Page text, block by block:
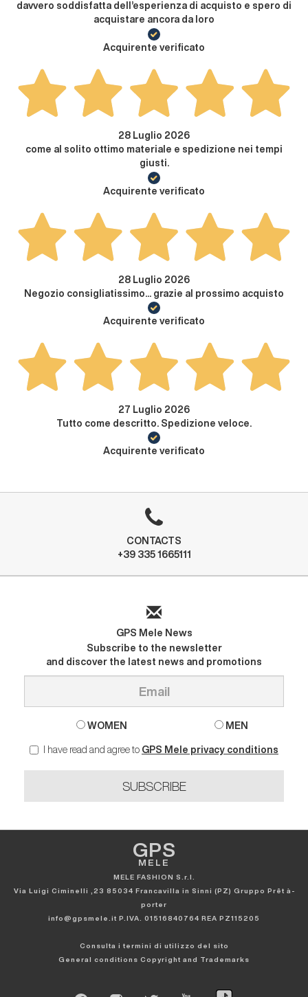
davvero soddisfatta dell’esperienza di acquisto e spero di
acquistare ancora da loro
Acquirente verificato
28 Luglio 2026
come al solito ottimo materiale e spedizione nei tempi
giusti.
Acquirente verificato
28 Luglio 2026
Negozio consigliatissimo... grazie al prossimo acquisto
Acquirente verificato
27 Luglio 2026
Tutto come descritto. Spedizione veloce.
Acquirente verificato
CONTACTS
+39 335 1665111
GPS Mele News
Subscribe to the newsletter
and discover the latest news and promotions
WOMEN MEN
I have read and agree to GPS Mele privacy conditions
SUBSCRIBE
GPS
MELE
MELE FASHION S.r.l.
Via Luigi Ciminelli ,23 85034 Francavilla in Sinni (PZ) Gruppo Prêt à-
porter
info@gpsmele.it P.IVA. 01516840764 REA PZ115205
Consulta i termini di utilizzo del sito
General conditions Copyright and Trademarks